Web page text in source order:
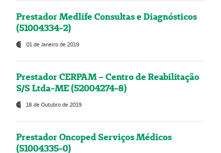
Prestador Medlife Consultas e Diagnósticos
(51004334-2)
01 de Janeiro de 2019
Prestador CERPAM – Centro de Reabilitação
S/S Ltda-ME (52004274-8)
18 de Outubro de 2019
Prestador Oncoped Serviços Médicos
(51004335-0)